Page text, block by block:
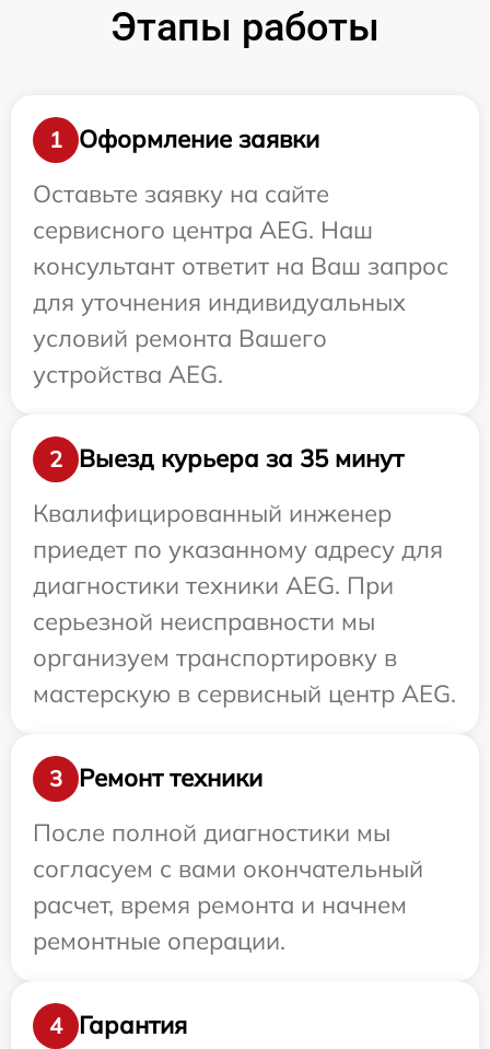
Этапы работы
1
Оформление заявки
Оставьте заявку на сайте
сервисного центра AEG. Наш
консультант ответит на Ваш запрос
для уточнения индивидуальных
условий ремонта Вашего
устройства AEG.
2
Выезд курьера за 35 минут
Квалифицированный инженер
приедет по указанному адресу для
диагностики техники AEG. При
серьезной неисправности мы
организуем транспортировку в
мастерскую в сервисный центр AEG.
3
Ремонт техники
После полной диагностики мы
согласуем с вами окончательный
расчет, время ремонта и начнем
ремонтные операции.
4 Гарантия